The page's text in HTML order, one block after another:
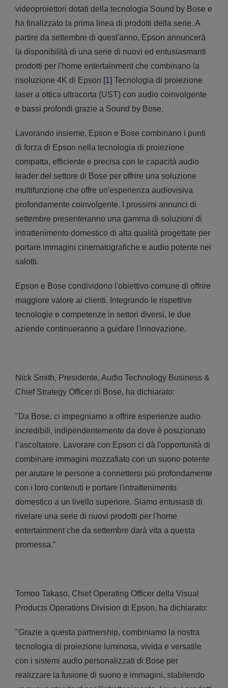
videoproiettori dotati della tecnologia Sound by Bose e
ha finalizzato la prima linea di prodotti della serie. A
partire da settembre di quest'anno, Epson annuncerà
la disponibilità di una serie di nuovi ed entusiasmanti
prodotti per l'home entertainment che combinano la
risoluzione 4K di Epson [1] Tecnologia di proiezione
laser a ottica ultracorta (UST) con audio coinvolgente
e bassi profondi grazie a Sound by Bose.
Lavorando insieme, Epson e Bose combinano i punti
di forza di Epson nella tecnologia di proiezione
compatta, efficiente e precisa con le capacità audio
leader del settore di Bose per offrire una soluzione
multifunzione che offre un'esperienza audiovisiva
profondamente coinvolgente. I prossimi annunci di
settembre presenteranno una gamma di soluzioni di
intrattenimento domestico di alta qualità progettate per
portare immagini cinematografiche e audio potente nei
salotti.
Epson e Bose condividono l'obiettivo comune di offrire
maggiore valore ai clienti. Integrando le rispettive
tecnologie e competenze in settori diversi, le due
aziende continueranno a guidare l'innovazione.
Nick Smith, Presidente, Audio Technology Business &
Chief Strategy Officer di Bose, ha dichiarato:
"Da Bose, ci impegniamo a offrire esperienze audio
incredibili, indipendentemente da dove è posizionato
l’ascoltatore. Lavorare con Epson ci dà l'opportunità di
combinare immagini mozzafiato con un suono potente
per aiutare le persone a connettersi più profondamente
con i loro contenuti e portare l'intrattenimento
domestico a un livello superiore. Siamo entusiasti di
rivelare una serie di nuovi prodotti per l'home
entertainment che da settembre darà vita a questa
promessa."
Tomoo Takaso, Chief Operating Officer della Visual
Products Operations Division di Epson, ha dichiarato:
"Grazie a questa partnership, combiniamo la nostra
tecnologia di proiezione luminosa, vivida e versatile
con i sistemi audio personalizzati di Bose per
realizzare la fusione di suono e immagini, stabilendo